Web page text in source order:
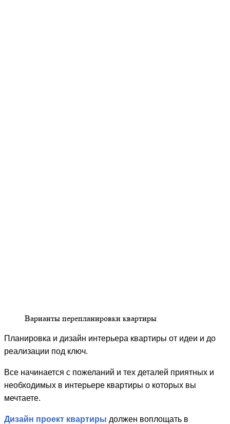
Варианты перепланировки квартиры
Планировка и дизайн интерьера квартиры от идеи и до
реализации под ключ.
Все начинается с пожеланий и тех деталей приятных и
необходимых в интерьере квартиры о которых вы
мечтаете.
Дизайн проект квартиры должен воплощать в